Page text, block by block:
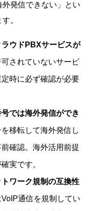
発信できない」とい
。
ウドPBXサービスが
可されていないサービ
時に必ず確認が必要
では海外発信ができ
を移転して海外発信し
確認。海外活用前提
実です。
ワーク規制の互換性
VoIP通信を規制してい